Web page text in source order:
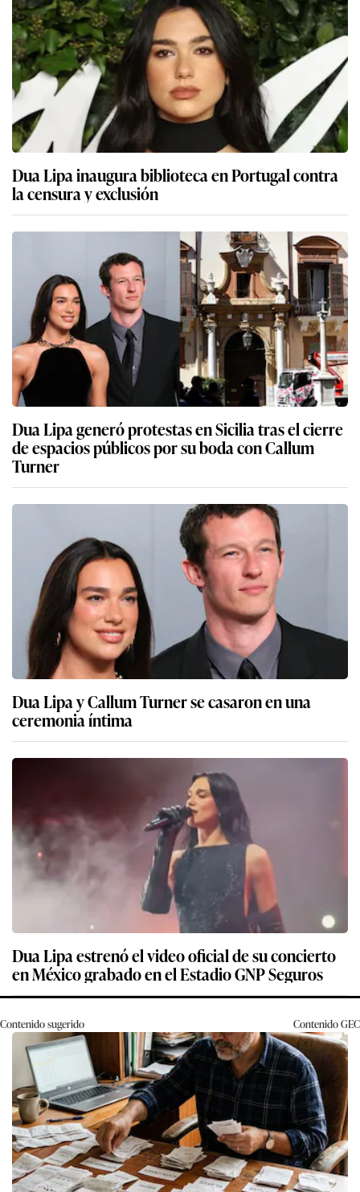
Dua Lipa inaugura biblioteca en Portugal contra
la censura y exclusión
Dua Lipa generó protestas en Sicilia tras el cierre
de espacios públicos por su boda con Callum
Turner
Dua Lipa y Callum Turner se casaron en una
ceremonia íntima
Dua Lipa estrenó el video oficial de su concierto
en México grabado en el Estadio GNP Seguros
Contenido sugerido ContenidoGEC